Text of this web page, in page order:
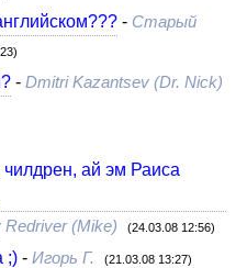
- Старый
- Dmitri Kazantsev (Dr. Nick)
чилдрен, ай эм Раиса
(Mike) (24.03.08 12:56)
;)- Игорь Г. (21.03.08 13:27)